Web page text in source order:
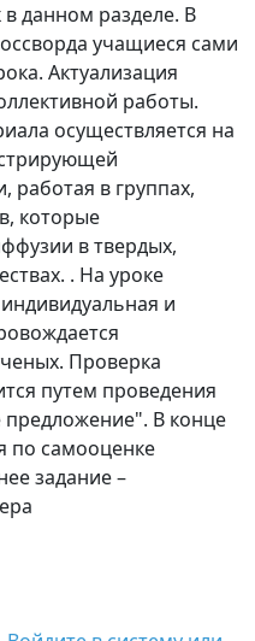
данном разделе. В
учащиеся сами
Актуализация
работы.
осуществляется на
работая в группах,
которые
в твердых,
. На уроке
и
Проверка
путем проведения
В конце
по самооценке
задание –